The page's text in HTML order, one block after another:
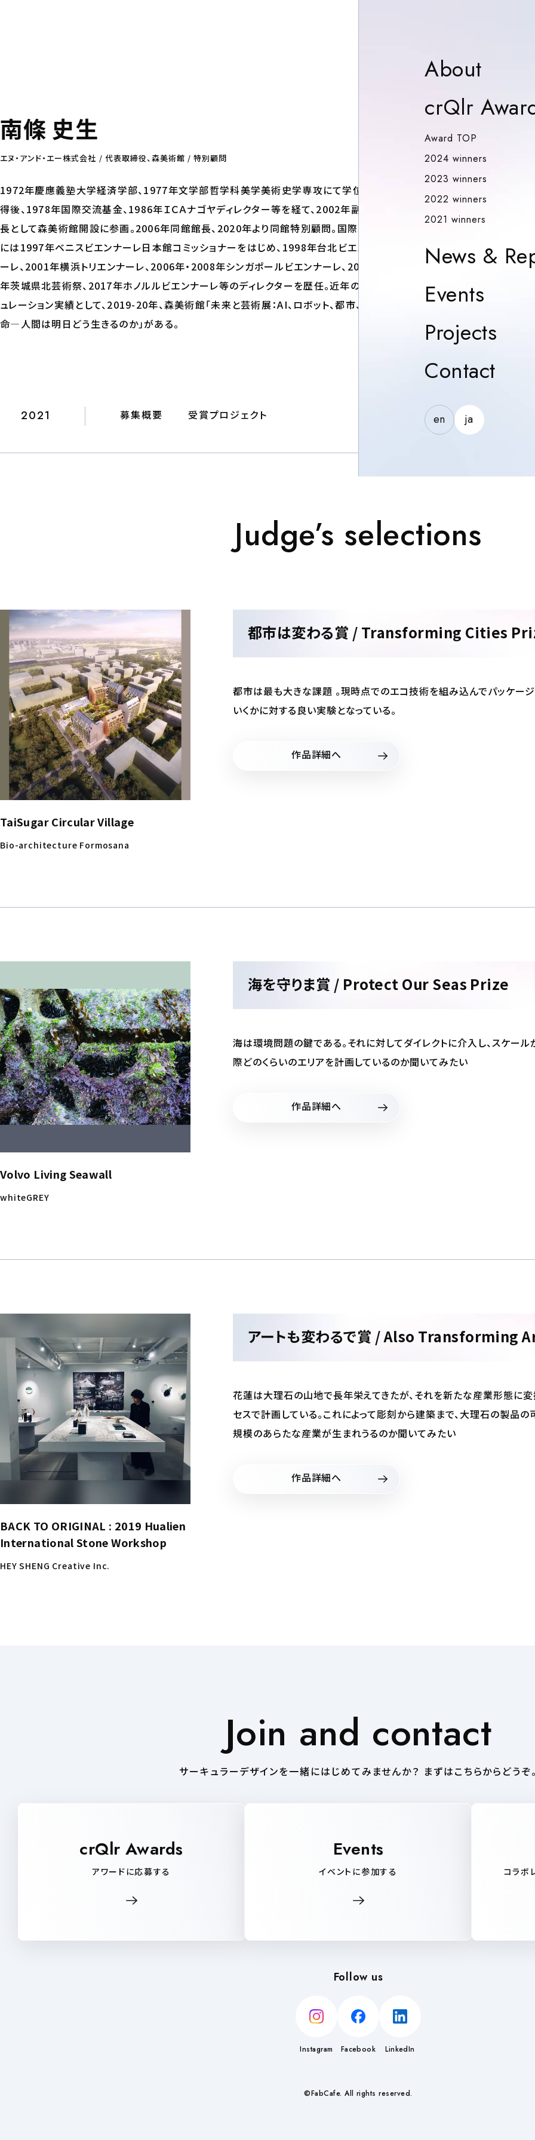
AboutAbout
crQlr
Award TOP
2024 winners
2023 winners
2022 winners
2021 winners
News &
Events
Projects
Contact
en ja
南條 史生
エヌ・アンド・エー株式会社 / 代表取締役、森美術館 / 特別顧問
1972年慶應義塾大学経済学部、1977年文学部哲学科美学美術史学専攻にて学位取
得後、1978年国際交流基金、1986年ＩＣＡナゴヤディレクター等を経て、2002年副館
長として森美術館開設に参画。2006年同館館長、2020年より同館特別顧問。国際的
には1997年ベニスビエンナーレ日本館コミッショナーをはじめ、1998年台北ビエンナ
ーレ、2001年横浜トリエンナーレ、2006年・2008年シンガポールビエンナーレ、2016
年茨城県北芸術祭、2017年ホノルルビエンナーレ等のディレクターを歴任。近年のキ
ュレーション実績として、2019-20年、森美術館「未来と芸術展：AI、ロボット、都市、生
命―人間は明日どう生きるのか」がある。
2021 募集概要 受賞プロジェクト
Judge’s selections
都市は変わる賞 / Transforming Cities
TaiSugar Circular Village
Bio-architecture Formosana
都市は最も大きな課題 。現時点でのエコ技術を組み込んでパッケー
いくかに対する良い実験となっている。
作品詳細へ
海を守りま賞 / Protect Our Seas Prize
Volvo Living Seawall
whiteGREY
海は環境問題の鍵である。それに対してダイレクトに介入し、スケー
際どのくらいのエリアを計画しているのか聞いてみたい
作品詳細へ
アートも変わるで賞 / Also Transforming
BACK TO ORIGINAL : 2019 Hualien
International Stone Workshop
HEY SHENG Creative Inc.
花蓮は大理石の山地で長年栄えてきたが、それを新たな産業形態に
セスで計画している。これによって彫刻から建築まで、大理石の製品
規模のあらたな産業が生まれうるのか聞いてみたい
作品詳細へ
Join and contact
サーキュラーデザインを一緒にはじめてみませんか？ まずはこちらからどうぞ。
crQlr Awards
アワードに応募する
Events
イベントに参加する コラボ
Follow us
Instagram Facebook LinkedIn
©FabCafe. All rights reserved.